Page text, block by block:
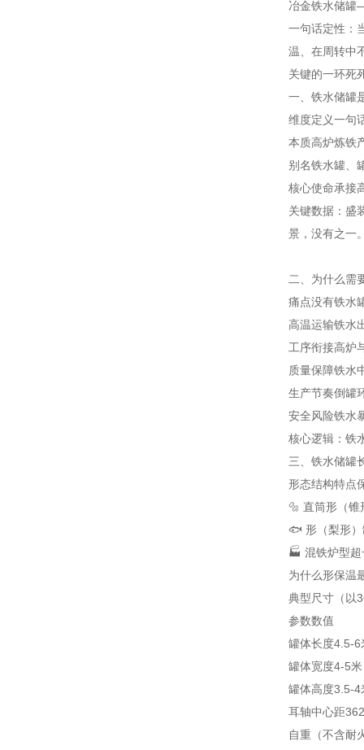
冶金铁水储
一句话定性：
温、在周转中
关键的一环死
一、铁水储罐
维度定义一句
本质高炉炼铁
别名铁水罐、
核心使命承接
关键数据：盛
景，没有之一
二、为什么需
痛点没有铁水
高温运输铁水
工序衔接高炉
质量保障铁水
生产节奏倒罐
安全风险铁水
核心逻辑：铁
三、铁水储
形态结构特点
🔩 直筒形（锥
🐟 形（梨形）
🏭 混铁炉型
为什么形保温
典型尺寸（以
参数数值
罐体长度4.5-6
罐体宽度4-5米
罐体高度3.5-4
耳轴中心距
自重（不含耐